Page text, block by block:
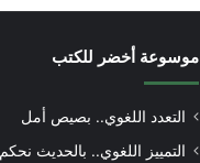
موسوعة أخضر للكتب
التعدد اللغوي.. بصيص أمل
التمييز اللغوي.. بالحديث نحكم